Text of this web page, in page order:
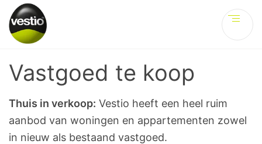
Vastgoed te koop
Thuis in verkoop: Vestio heeft een heel ruim
aanbod van woningen en appartementen zowel
in nieuw als bestaand vastgoed.